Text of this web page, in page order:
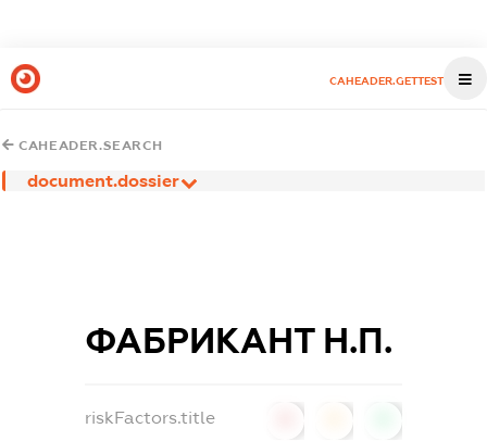
CAHEADER.GETTEST
CAHEADER.SEARCH
document.dossier
ФАБРИКАНТ Н.П.
riskFactors.title